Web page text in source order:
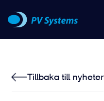
Tillbaka till nyheter